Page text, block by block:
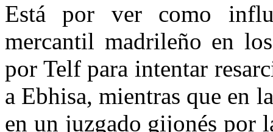
Está por ver como
mercantil madrileño en
por Telf para intentar
a Ebhisa, mientras que en
en un juzgado gijonés por